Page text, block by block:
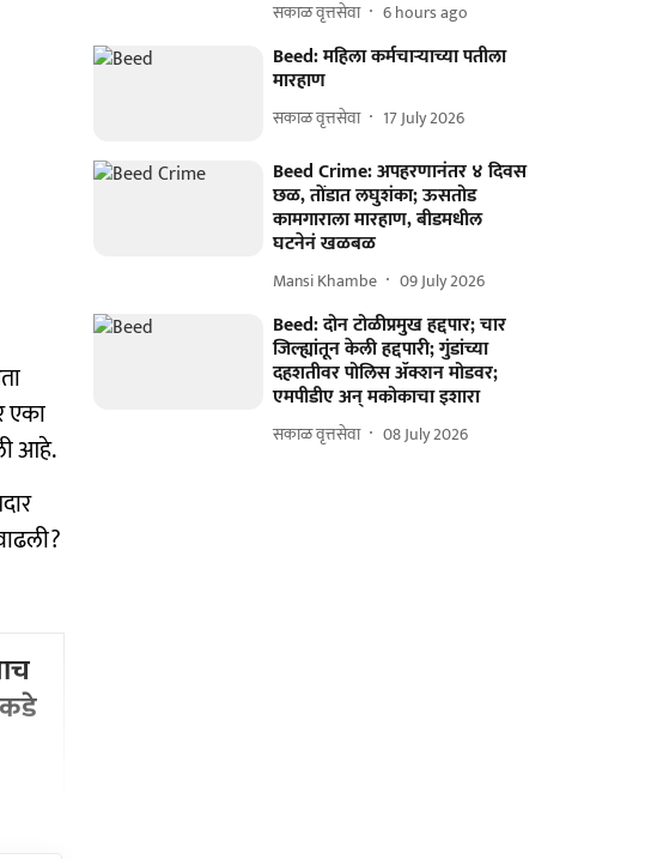
एका
आहे.
सकाळ वृत्तसेवा 6 hours ago
Beed: महिला कर्मचाऱ्याच्या पतीला
मारहाण
सकाळ वृत्तसेवा 17 July 2026
Beed Crime: अपहरणानंतर ४ दिवस
छळ, तोंडात लघुशंका; ऊसतोड
कामगाराला मारहाण, बीडमधील
घटनेनं खळबळ
Mansi Khambe 09 July 2026
Beed: दोन टोळीप्रमुख हद्दपार; चार
जिल्ह्यांतून केली हद्दपारी; गुंडांच्या
दहशतीवर पोलिस ॲक्शन मोडवर;
एमपीडीए अन् मकोकाचा इशारा
सकाळ वृत्तसेवा 08 July 2026